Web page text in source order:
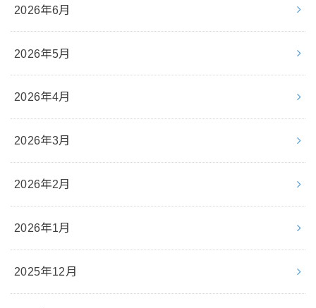
2026年6月
2026年5月
2026年4月
2026年3月
2026年2月
2026年1月
2025年12月